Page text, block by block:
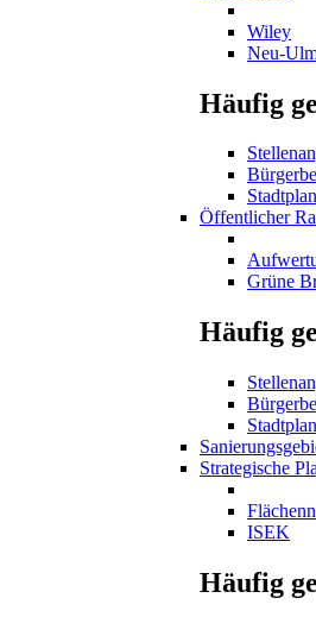
Wiley
Neu-
Häufig
Öffentlicher
Grüne
Häufig
Strategische
ISEK
Häufig